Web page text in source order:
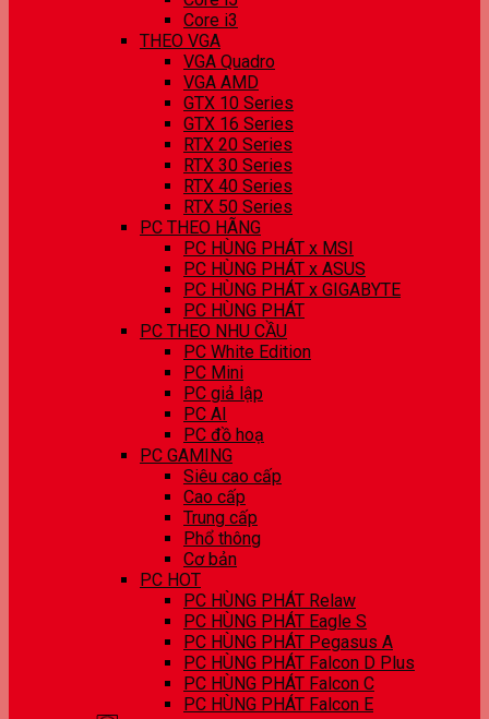
Core i3
THEO VGA
VGA Quadro
VGA AMD
GTX 10 Series
GTX 16 Series
RTX 20 Series
RTX 30 Series
RTX 40 Series
RTX 50 Series
PC THEO HÃNG
PC HÙNG PHÁT x MSI
PC HÙNG PHÁT x ASUS
PC HÙNG PHÁT x GIGABYTE
PC HÙNG PHÁT
PC THEO NHU CẦU
PC White Edition
PC Mini
PC giả lập
PC AI
PC đồ hoạ
PC GAMING
Siêu cao cấp
Cao cấp
Trung cấp
Phổ thông
Cơ bản
PC HOT
PC HÙNG PHÁT Relaw
PC HÙNG PHÁT Eagle S
PC HÙNG PHÁT Pegasus A
PC HÙNG PHÁT Falcon D Plus
PC HÙNG PHÁT Falcon C
PC HÙNG PHÁT Falcon E